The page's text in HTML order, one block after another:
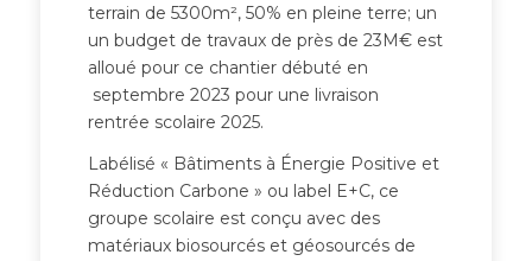
terrain de 5300m², 50% en pleine terre; un
un budget de travaux de près de 23M€ est
alloué pour ce chantier débuté en
septembre 2023 pour une livraison
rentrée scolaire 2025.
Labélisé « Bâtiments à Énergie Positive et
Réduction Carbone » ou label E+C, ce
groupe scolaire est conçu avec des
matériaux biosourcés et géosourcés de